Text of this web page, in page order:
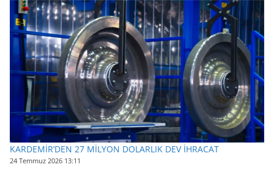
KARDEMİR’DEN 27 MİLYON DOLARLIK DEV İHRACAT
24 Temmuz 2026 13:11